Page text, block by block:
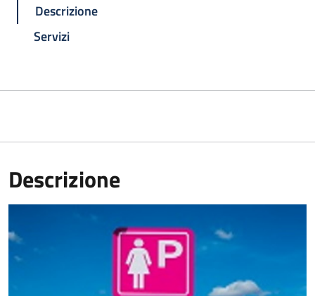
Descrizione
Servizi
Descrizione